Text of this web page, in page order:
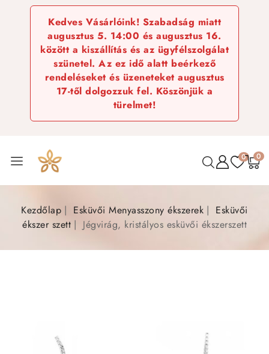
Kedves Vásárlóink! Szabadság miatt
augusztus 5. 14:00 és augusztus 16.
között a kiszállítás és az ügyfélszolgálat
szünetel. Az ez idő alatt beérkező
rendeléseket és üzeneteket augusztus
17-től dolgozzuk fel. Köszönjük a
türelmet!
0 0
Kezdőlap Esküvői Menyasszony ékszerek
Esküvői
ékszer szett
Jégvirág, kristályos esküvői ékszerszett